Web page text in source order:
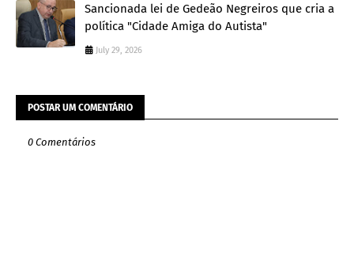
Sancionada lei de Gedeão Negreiros que cria a
política "Cidade Amiga do Autista"
July 29, 2026
POSTAR UM COMENTÁRIO
0 Comentários